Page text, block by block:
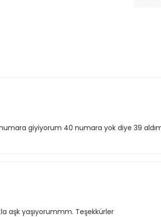
giyiyorum 40 numara yok diye 39 aldım.
aşk yaşıyorummm. Teşekkürler